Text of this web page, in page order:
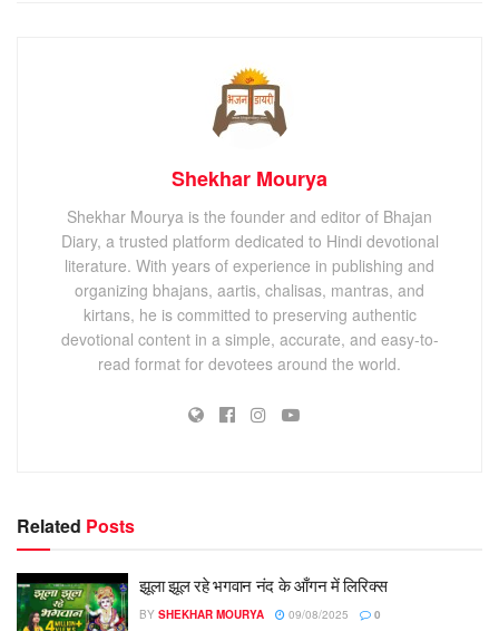
Shekhar Mourya
Shekhar Mourya is the founder and editor of Bhajan
Diary, a trusted platform dedicated to Hindi devotional
literature. With years of experience in publishing and
organizing bhajans, aartis, chalisas, mantras, and
kirtans, he is committed to preserving authentic
devotional content in a simple, accurate, and easy-to-
read format for devotees around the world.
Related Posts
झूला झूल रहे भगवान नंद के आँगन में लिरिक्स
BY SHEKHAR MOURYA 09/08/2025 0